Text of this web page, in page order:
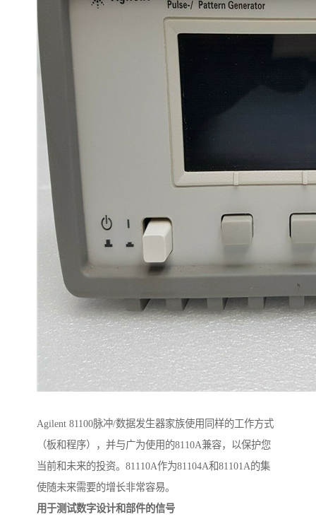
Agilent 81100脉冲/数据发生器家族使用同样的工作方式
（板和程序），并与广为使用的8110A兼容，以保护您
当前和未来的投资。81110A作为81104A和81101A的集
使随未来需要的增长非常容易。
用于测试数字设计和部件的信号